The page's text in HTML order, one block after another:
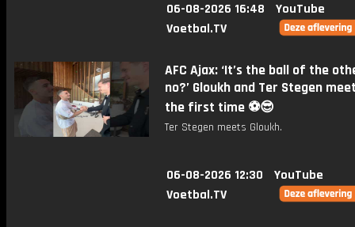
06-08-2026 16:48
YouTube
Voetbal.TV
AFC Ajax: ‘It’s the ball of the
no?’ Gloukh and Ter Stegen
the first time ⚽️😎
Ter Stegen meets Gloukh.
06-08-2026 12:30
YouTube
Voetbal.TV